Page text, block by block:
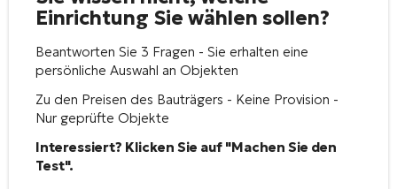
Einrichtung Sie wählen sollen?
Beantworten Sie 3 Fragen - Sie erhalten eine
persönliche Auswahl an Objekten
Zu den Preisen des Bauträgers - Keine Provision -
Nur geprüfte Objekte
Interessiert? Klicken Sie auf "Machen Sie den
Test".